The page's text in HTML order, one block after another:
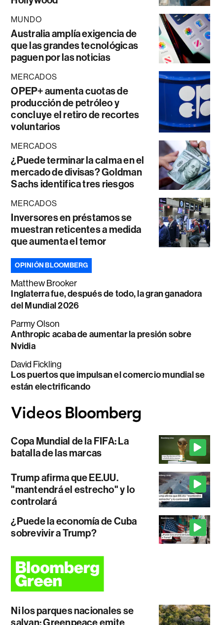
MUNDO
Australia amplía exigencia de
que las grandes tecnológicas
paguen por las noticias
MERCADOS
OPEP+ aumenta cuotas de
producción de petróleo y
concluye el retiro de recortes
voluntarios
MERCADOS
¿Puede terminar la calma en el
mercado de divisas? Goldman
Sachs identifica tres riesgos
MERCADOS
Inversores en préstamos se
muestran reticentes a medida
que aumenta el temor
OPINIÓN BLOOMBERG
Matthew Brooker
Inglaterra fue, después de todo, la gran ganadora
del Mundial 2026
Parmy Olson
Anthropic acaba de aumentar la presión sobre
Nvidia
David Fickling
Los puertos que impulsan el comercio mundial se
están electrificando
Copa Mundial de la FIFA: La
batalla de las marcas
Trump afirma que EE.UU.
"mantendrá el estrecho" y lo
controlará
¿Puede la economía de Cuba
sobrevivir a Trump?
Ni los parques nacionales se
salvan: Greenpeace emite